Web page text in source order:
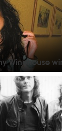
Winehouse